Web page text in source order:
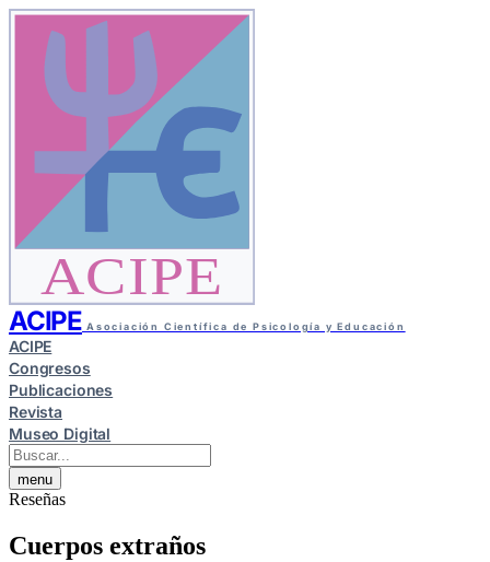
ACIPE
ACIPE Asociación Científica de Psicología y Educación
ACIPE
Congresos
Publicaciones
Revista
Museo Digital
menu
Reseñas
Cuerpos extraños